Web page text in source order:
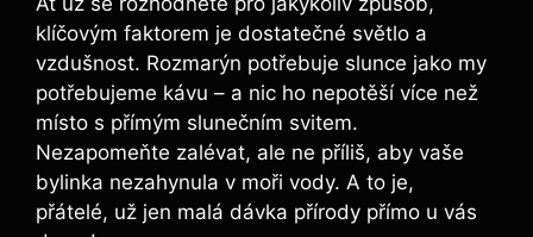
klíčovým faktorem je dostatečné světlo a
vzdušnost.⁢ Rozmarýn potřebuje slunce ​jako my
potřebujeme ‍kávu – a​ nic ho nepotěší více než
místo s přímým slunečním ​svitem.
Nezapomeňte zalévat, ale ne příliš, aby vaše
‍bylinka nezahynula v moři vody. A to je,
‌přátelé,‌ už jen malá ⁤dávka přírody přímo ⁣u vás